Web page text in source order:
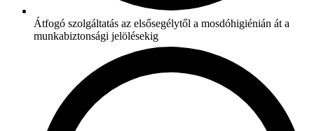
Átfogó szolgáltatás az elsősegélytől a mosdóhigiénián át a
munkabiztonsági jelölésekig